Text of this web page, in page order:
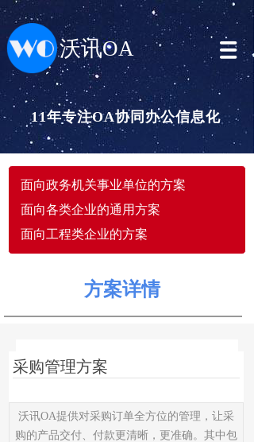
沃讯OA
11年专注OA协同办公信息化
面向政务机关事业单位的方案
面向各类企业的通用方案
面向工程类企业的方案
方案详情
采购管理方案
沃讯OA提供对采购订单全方位的管理，让采
购的产品交付、付款更清晰，更准确。其中包